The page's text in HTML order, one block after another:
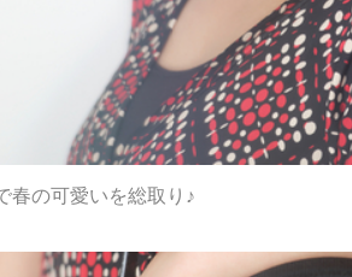
春の可愛いを総取り♪